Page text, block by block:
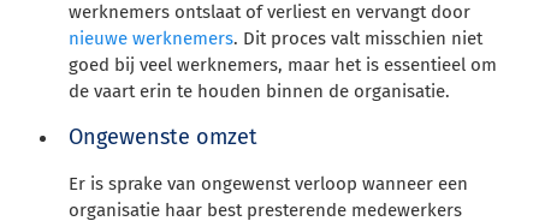
werknemers ontslaat of verliest en vervangt door
nieuwe werknemers. Dit proces valt misschien niet
goed bij veel werknemers, maar het is essentieel om
de vaart erin te houden binnen de organisatie.
Ongewenste omzet
Er is sprake van ongewenst verloop wanneer een
organisatie haar best presterende medewerkers